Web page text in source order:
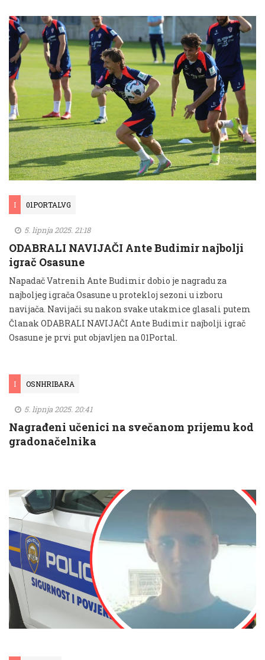
I 01PORTALVG
5. lipnja 2025. 21:18
ODABRALI NAVIJAČI Ante Budimir najbolji
igrač Osasune
Napadač Vatrenih Ante Budimir dobio je nagradu za
najboljeg igrača Osasune u protekloj sezoni u izboru
navijača. Navijači su nakon svake utakmice glasali putem
Članak ODABRALI NAVIJAČI Ante Budimir najbolji igrač
Osasune je prvi put objavljen na 01Portal.
I OSNHRIBARA
5. lipnja 2025. 20:41
Nagrađeni učenici na svečanom prijemu kod
gradonačelnika